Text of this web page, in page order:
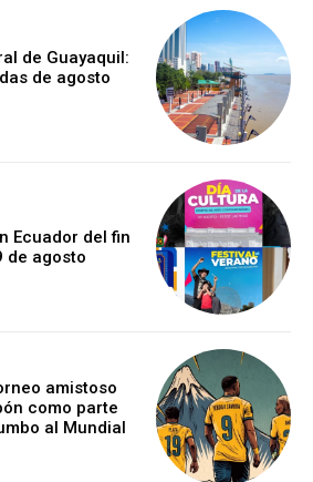
de Guayaquil:
de agosto
Ecuador del fin
de agosto
amistoso
como parte
al Mundial